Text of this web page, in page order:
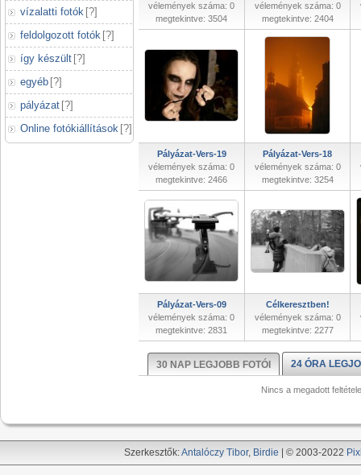
vízalatti fotók [?]
feldolgozott fotók [?]
így készült [?]
egyéb [?]
pályázat [?]
Online fotókiállítások [?]
vélemények száma: 0
megtekintve: 3504
vélemények száma: 0
megtekintve: 2404
Pályázat-Vers-19
vélemények száma: 0
megtekintve: 2466
Pályázat-Vers-18
vélemények száma: 0
megtekintve: 3254
Pályázat-Vers-09
vélemények száma: 0
megtekintve: 2831
Célkeresztben!
vélemények száma: 0
megtekintve: 2277
30 NAP LEGJOBB FOTÓI 24 ÓRA
Nincs a megadott
Szerkesztők:Antalóczy Tibor, Birdie | © 2003-2022